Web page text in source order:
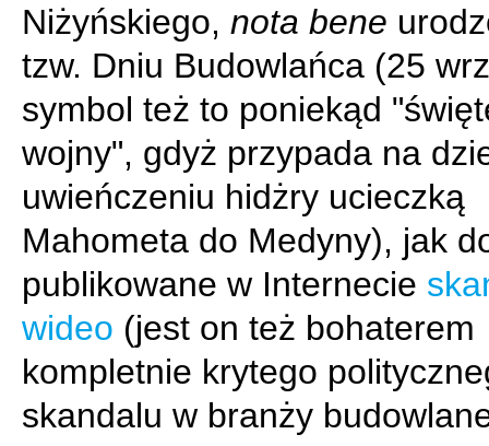
Niżyńskiego, nota bene
tzw. Dniu Budowlańca (25
symbol też to poniekąd
wojny", gdyż przypada na
uwieńczeniu hidżry ucieczką
Mahometa do Medyny), jak
publikowane w Internecie
wideo (jest on też bohaterem
kompletnie krytego
skandalu w branży